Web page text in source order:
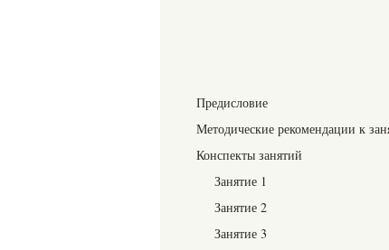
Предисловие
Методические рекомендации к
Конспекты занятий
Занятие 1
Занятие 2
Занятие 3